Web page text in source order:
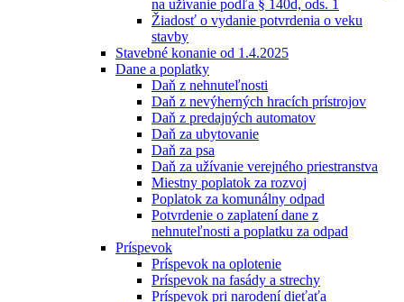
na užívanie podľa § 140d, ods. 1
Žiadosť o vydanie potvrdenia o veku
stavby
Stavebné konanie od 1.4.2025
Dane a poplatky
Daň z nehnuteľnosti
Daň z nevýherných hracích prístrojov
Daň z predajných automatov
Daň za ubytovanie
Daň za psa
Daň za užívanie verejného priestranstva
Miestny poplatok za rozvoj
Poplatok za komunálny odpad
Potvrdenie o zaplatení dane z
nehnuteľnosti a poplatku za odpad
Príspevok
Príspevok na oplotenie
Príspevok na fasády a strechy
Príspevok pri narodení dieťaťa